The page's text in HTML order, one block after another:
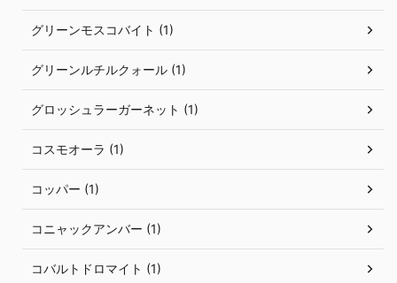
グリーンモスコバイト (1)
グリーンルチルクォール (1)
グロッシュラーガーネット (1)
コスモオーラ (1)
コッパー (1)
コニャックアンバー (1)
コバルトドロマイト (1)